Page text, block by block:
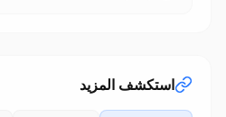
استكشف المزيد